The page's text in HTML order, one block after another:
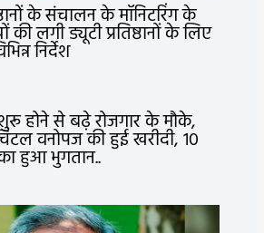
के संचालन के मॉनिटरिंग के
की लगी ड्यूटी प्रतिष्ठानों के लिए
निर्देश
होने से बढ़े रोजगार के मौके,
वनोपज की हुई खरीदी, 10
हुआ भुगतान..